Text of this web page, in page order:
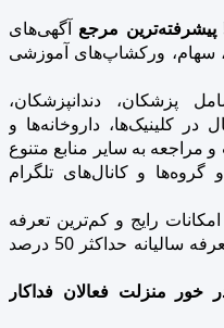
پیشرفته‌ترین مرجع آگهی‌های
سهام، ورکشاپ‌های آموزشی
پزشکان، دندانپزشکان،
در کلینیک‌ها، داروخانه‌ها و
مراجعه به سایر منابع متنوع
گروه‌ها و کانال‌های تلگرام
رایج و کم‌ترین تعرفه
بازار فراهم است و سقف افزایش تعرفه سالیانه حداکثر 50 درصد
خور منزلت فعالان فداکار